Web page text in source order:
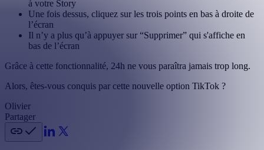
à votre Story
Une fois dessus, cliquez sur les trois points en bas à droite de
l’écran
Il n’y a plus qu’à appuyer sur “Supprimer” qui s'affiche en
bas de l’écran
Grâce à cette fonctionnalité, 24h ne vous paraîtra jamais trop long.
Alors, êtes-vous conquis par cette nouvelle option TikTok ?
Olivier
Partager